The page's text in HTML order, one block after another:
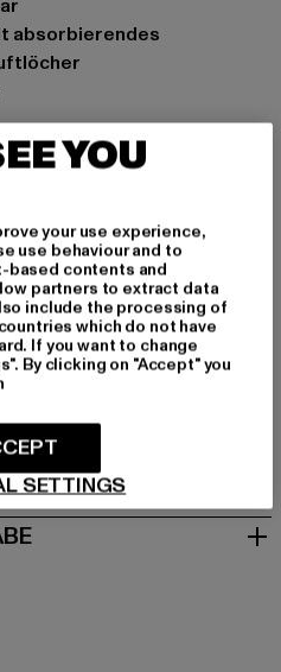
absorbierendes
100% Baumwolle
GmbH |info@tbint.de
| 64372 Ober-Ramstadt |
YOU
your use experience,
use behaviour and to
based contents and
partners to extract data
include the processing of
which do not have
If you want to change
By clicking on "Accept" you
SETTINGS